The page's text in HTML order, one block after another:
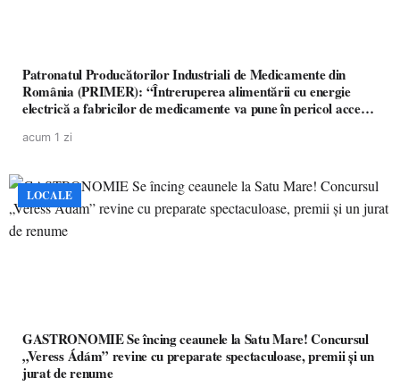
Patronatul Producătorilor Industriali de Medicamente din
România (PRIMER): “Întreruperea alimentării cu energie
electrică a fabricilor de medicamente va pune în pericol accesul
acum 1 zi
LOCALE
GASTRONOMIE Se încing ceaunele la Satu Mare! Concursul
„Veress Ádám” revine cu preparate spectaculoase, premii și un
jurat de renume